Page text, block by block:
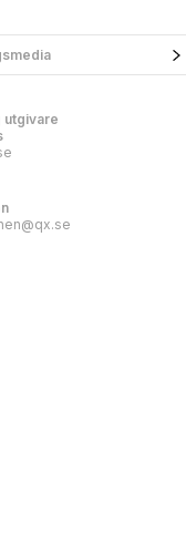
utgivare